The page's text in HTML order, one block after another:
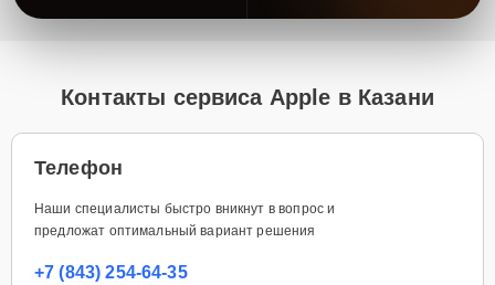
Контакты сервиса Apple в Казани
Телефон
Наши специалисты быстро вникнут в вопрос и
предложат оптимальный вариант решения
+7 (843) 254-64-35